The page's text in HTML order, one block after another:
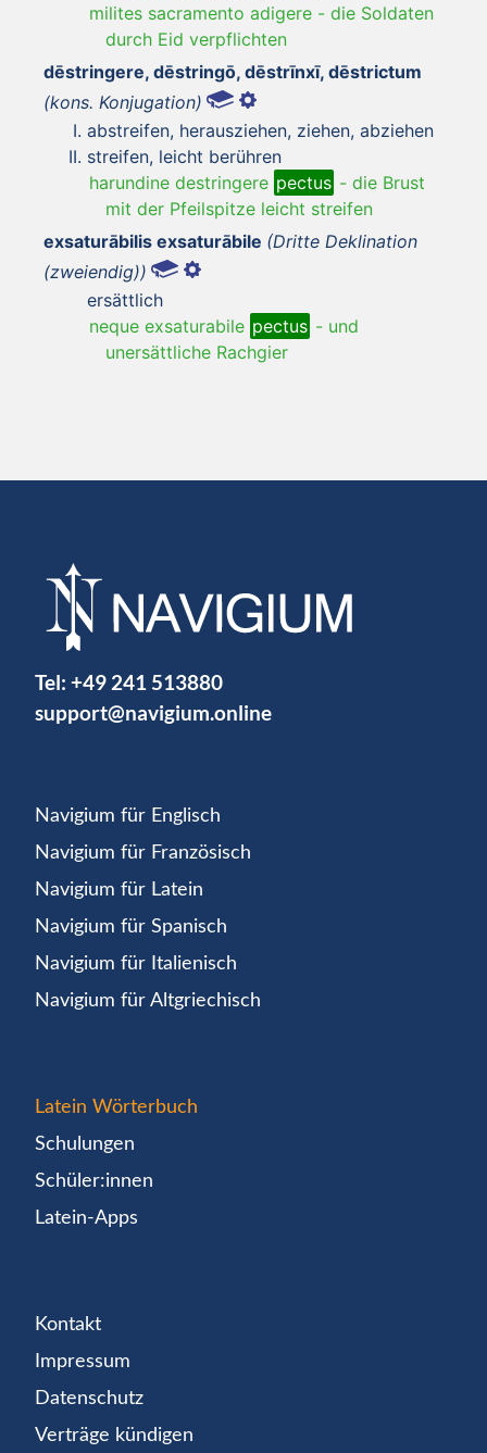
milites sacramento adigere - die Soldaten
durch Eid verpflichten
dēstringere, dēstringō, dēstrīnxī, dēstrictum
(kons. Konjugation)
abstreifen, herausziehen, ziehen, abziehen
streifen, leicht berühren
harundine destringere pectus - die Brust
mit der Pfeilspitze leicht streifen
exsaturābilis exsaturābile (Dritte Deklination
(zweiendig))
ersättlich
neque exsaturabile pectus - und
unersättliche Rachgier
Tel: +49 241 513880
support@navigium.online
Navigium für Englisch
Navigium für Französisch
Navigium für Latein
Navigium für Spanisch
Navigium für Italienisch
Navigium für Altgriechisch
Latein Wörterbuch
Schulungen
Schüler:innen
Latein-Apps
Kontakt
Impressum
Datenschutz
Verträge kündigen